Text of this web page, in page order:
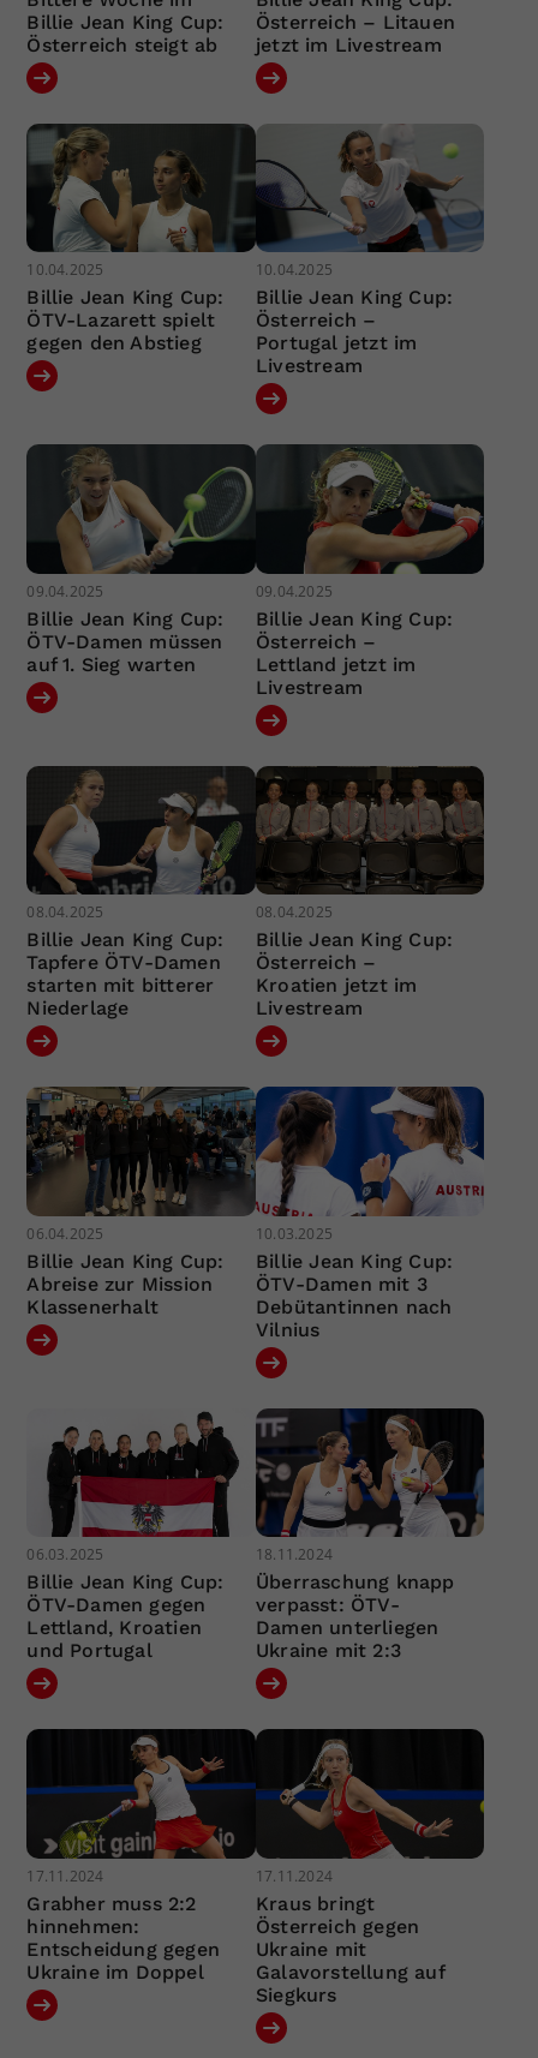
Billie Jean King Cup:
Österreich steigt ab
Österreich – Litauen
jetzt im Livestream
10.04.2025
Billie Jean King Cup:
ÖTV-Lazarett spielt
gegen den Abstieg
10.04.2025
Billie Jean King Cup:
Österreich –
Portugal jetzt im
Livestream
09.04.2025
Billie Jean King Cup:
ÖTV-Damen müssen
auf 1. Sieg warten
09.04.2025
Billie Jean King Cup:
Österreich –
Lettland jetzt im
Livestream
08.04.2025
Billie Jean King Cup:
Tapfere ÖTV-Damen
starten mit bitterer
Niederlage
08.04.2025
Billie Jean King Cup:
Österreich –
Kroatien jetzt im
Livestream
06.04.2025
Billie Jean King Cup:
Abreise zur Mission
Klassenerhalt
10.03.2025
Billie Jean King Cup:
ÖTV-Damen mit 3
Debütantinnen nach
Vilnius
06.03.2025
Billie Jean King Cup:
ÖTV-Damen gegen
Lettland, Kroatien
und Portugal
18.11.2024
Überraschung knapp
verpasst: ÖTV-
Damen unterliegen
Ukraine mit 2:3
17.11.2024
Grabher muss 2:2
hinnehmen:
Entscheidung gegen
Ukraine im Doppel
17.11.2024
Kraus bringt
Österreich gegen
Ukraine mit
Galavorstellung auf
Siegkurs